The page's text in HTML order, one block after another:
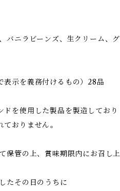
バニラビーンズ、生クリーム、グ
表示を義務付けるもの）28品
を使用した製品を製造しており
おりません。
保管の上、賞味期限内にお召し上
たその日のうちに